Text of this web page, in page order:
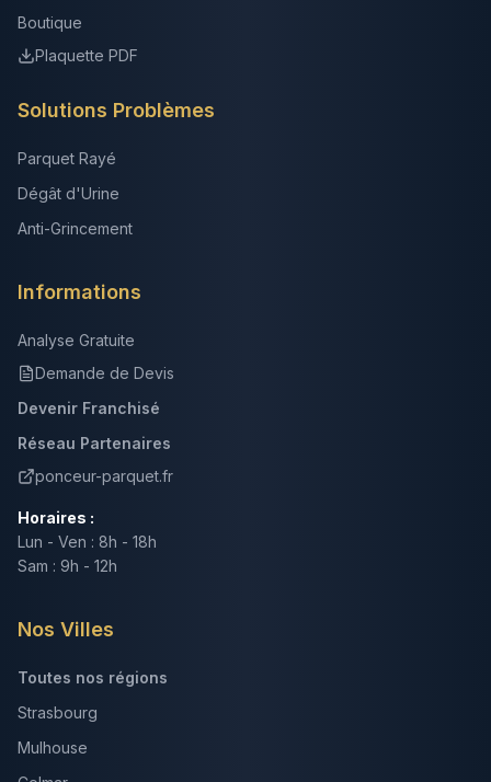
Boutique
Plaquette PDF
Solutions Problèmes
Parquet Rayé
Dégât d'Urine
Anti-Grincement
Informations
Analyse Gratuite
Demande de Devis
Devenir Franchisé
Réseau Partenaires
ponceur-parquet.fr
Horaires :
Lun - Ven : 8h - 18h
Sam : 9h - 12h
Nos Villes
Toutes nos régions
Strasbourg
Mulhouse